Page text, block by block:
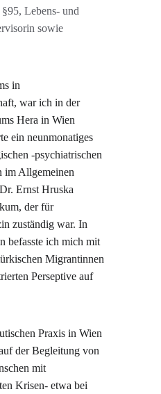
Lebens- und
sowie
in
war ich in der
Hera in Wien
ein neunmonatiges
-psychiatrischen
im Allgemeinen
Ernst Hruska
der für
zuständig war. In
befasste ich mich mit
Migrantinnen
Perseptive auf
Praxis in Wien
der Begleitung von
mit
Krisen- etwa bei